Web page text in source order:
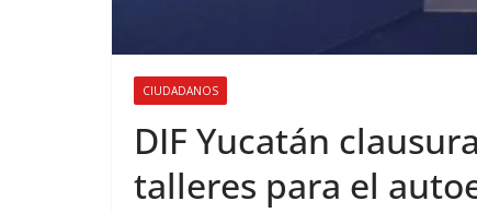
CIUDADANOS
DIF Yucatán
talleres para el